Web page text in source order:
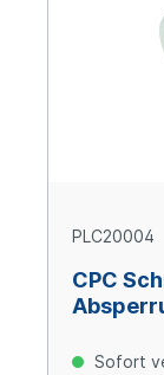
PLC20004
CPC
Sofort